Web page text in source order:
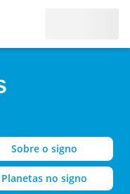
Sobre o signo
Planetas no signo